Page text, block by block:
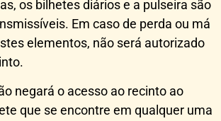
os bilhetes diários e a pulseira são
Em caso de perda ou má
elementos, não será autorizado
negará o acesso ao recinto ao
que se encontre em qualquer uma